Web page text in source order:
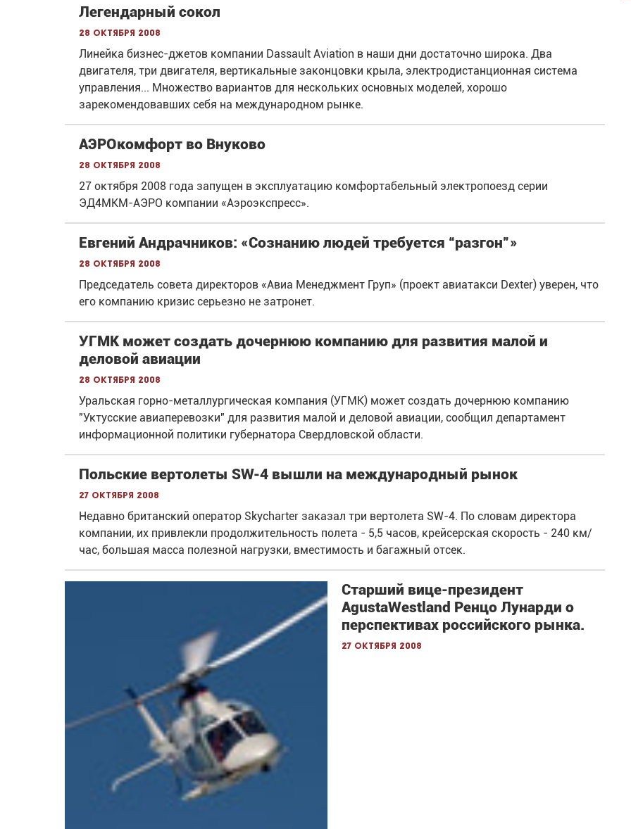
Легендарный сокол
28 октября 2008
Линейка бизнес-джетов компании Dassault Aviation в наши дни достаточно широка. Два
двигателя, три двигателя, вертикальные законцовки крыла, электродистанционная система
управления... Множество вариантов для нескольких основных моделей, хорошо
зарекомендовавших себя на международном рынке.
АЭРОкомфорт во Внуково
28 октября 2008
27 октября 2008 года запущен в эксплуатацию комфортабельный электропоезд серии
ЭД4МКМ-АЭРО компании «Аэроэкспресс».
Евгений Андрачников: «Сознанию людей требуется “разгон”»
28 октября 2008
Председатель совета директоров «Авиа Менеджмент Груп» (проект авиатакси Dexter) уверен, что
его компанию кризис серьезно не затронет.
УГМК может создать дочернюю компанию для развития малой и
деловой авиации
28 октября 2008
Уральская горно-металлургическая компания (УГМК) может создать дочернюю компанию
"Уктусские авиаперевозки" для развития малой и деловой авиации, сообщил департамент
информационной политики губернатора Свердловской области.
Польские вертолеты SW-4 вышли на международный рынок
27 октября 2008
Недавно британский оператор Skycharter заказал три вертолета SW-4. По словам директора
компании, их привлекли продолжительность полета - 5,5 часов, крейсерская скорость - 240 км/
час, большая масса полезной нагрузки, вместимость и багажный отсек.
Старший вице-президент
AgustaWestland Ренцо Лунарди о
перспективах российского рынка.
27 октября 2008